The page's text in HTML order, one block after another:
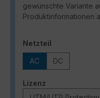
gewünschte Variante
Produktinformationen
Netzteil
AC DC
Lizenz